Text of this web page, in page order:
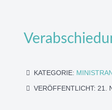
KATEGORIE:
VERÖFFENTLICHT: 21.